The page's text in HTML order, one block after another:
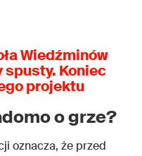
Wiedźminów
Koniec
projektu
o grze?
oznacza, że przed